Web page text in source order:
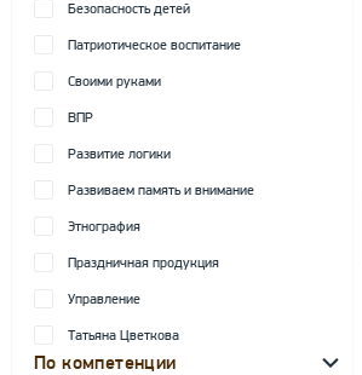
Безопасность детей
Патриотическое воспитание
Своими руками
ВПР
Развитие логики
Развиваем память и внимание
Этнография
Праздничная продукция
Управление
Татьяна Цветкова
По компетенции